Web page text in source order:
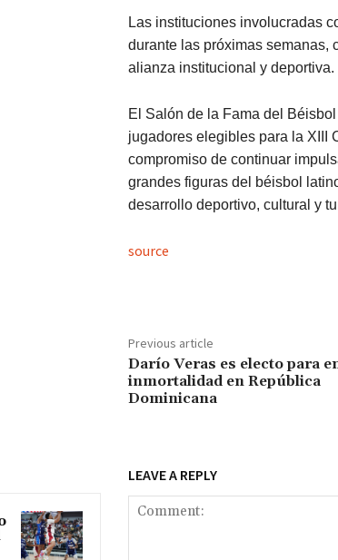
Las instituciones involucradas
durante las próximas semanas,
alianza institucional y deportiva.
El Salón de la Fama del
jugadores elegibles para la XIII
compromiso de continuar
grandes figuras del béisbol
desarrollo deportivo, cultural y
source
Previous article
Darío Veras es electo para
inmortalidad en República
Dominicana
LEAVE A REPLY